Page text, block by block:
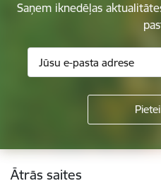
Saņem iknedēļas
Kājene
Ātrās saites